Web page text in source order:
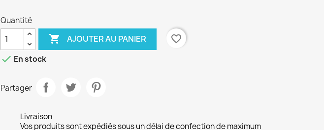
Quantité
 AJOUTER AU PANIER
favorite_border
 En stock
Partager
Livraison
Vos produits sont expédiés sous un délai de confection de maximum